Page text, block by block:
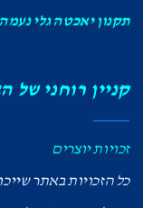
תקנון יאכטה גלי נעמה
קניין רוחני של
זכויות יוצרים
כל הזכויות באתר